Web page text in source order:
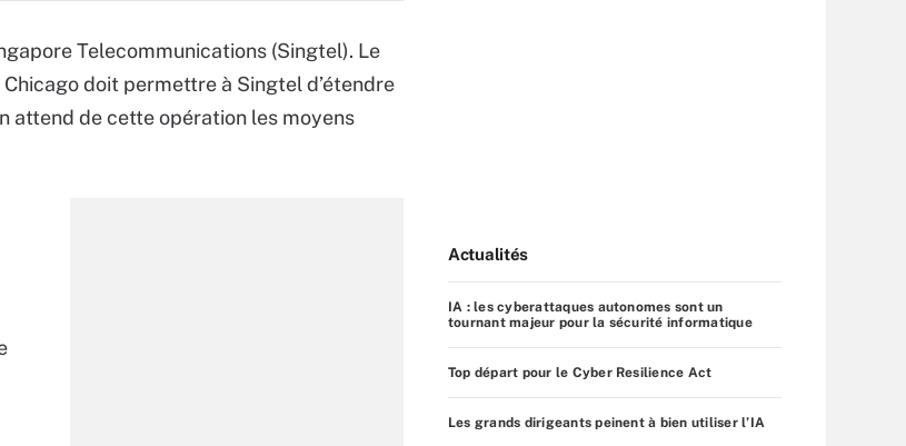
Telecommunications (Singtel). Le
doit permettre à Singtel d’étendre
attend de cette opération les moyens
Actualités
IA : les cyberattaques autonomes sont un
tournant majeur pour la sécurité informatique
Top départ pour le Cyber Resilience Act
Les grands dirigeants peinent à bien utiliser l’IA